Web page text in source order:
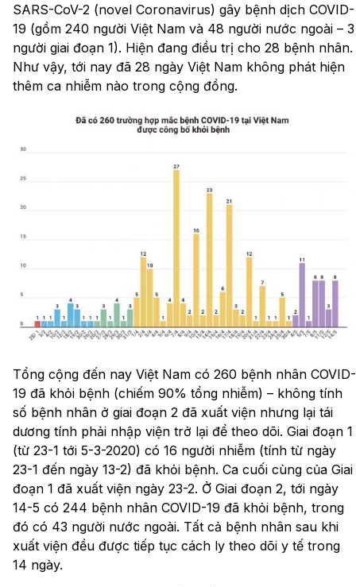
SARS-CoV-2 (novel Coronavirus) gây bệnh dịch COVID-
19 (gồm 240 người Việt Nam và 48 người nước ngoài – 3
người giai đoạn 1). Hiện đang điều trị cho 28 bệnh nhân.
Như vậy, tới nay đã 28 ngày Việt Nam không phát hiện
thêm ca nhiễm nào trong cộng đồng.
Tổng cộng đến nay Việt Nam có 260 bệnh nhân COVID-
19 đã khỏi bệnh (chiếm 90% tổng nhiễm) – không tính
số bệnh nhân ở giai đoạn 2 đã xuất viện nhưng lại tái
dương tính phải nhập viện trở lại để theo dõi. Giai đoạn 1
(từ 23-1 tới 5-3-2020) có 16 người nhiễm (tính từ ngày
23-1 đến ngày 13-2) đã khỏi bệnh. Ca cuối cùng của Giai
đoạn 1 đã xuất viện ngày 23-2. Ở Giai đoạn 2, tới ngày
14-5 có 244 bệnh nhân COVID-19 đã khỏi bệnh, trong
đó có 43 người nước ngoài. Tất cả bệnh nhân sau khi
xuất viện đều được tiếp tục cách ly theo dõi y tế trong
14 ngày.